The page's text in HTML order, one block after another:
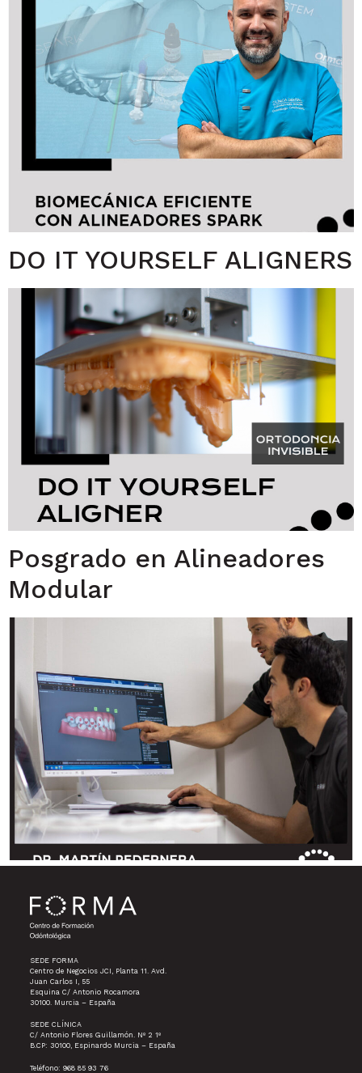
DO IT YOURSELF ALIGNERS
Posgrado en Alineadores
Modular
SEDE FORMA
Centro de Negocios JCI, Planta 11. Avd.
Juan Carlos I, 55
Esquina C/ Antonio Rocamora
30100. Murcia – España
SEDE CLÍNICA
C/ Antonio Flores Guillamón. Nº 2 1º
B.CP: 30100, Espinardo Murcia – España
Teléfono: 968 85 93 76